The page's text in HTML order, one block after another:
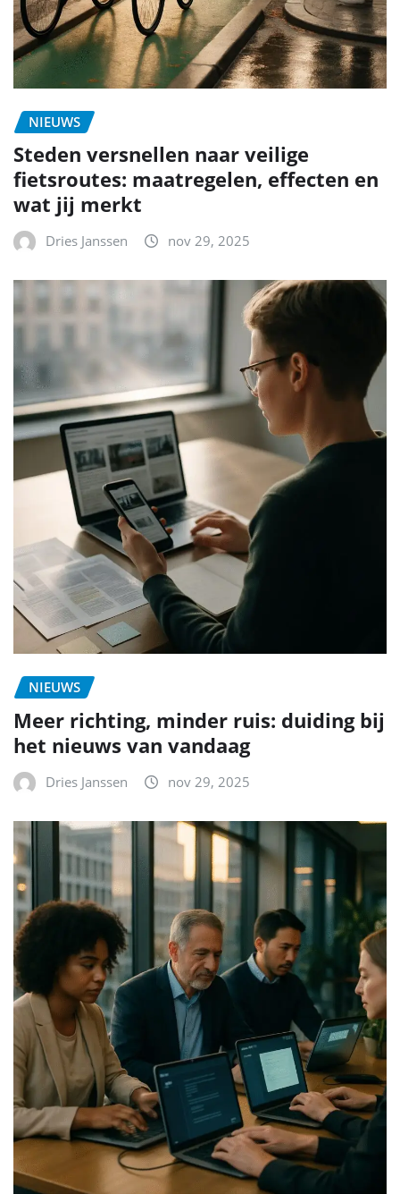
NIEUWS
Steden versnellen naar veilige
fietsroutes: maatregelen, effecten en
wat jij merkt
Dries Janssen nov 29, 2025
NIEUWS
Meer richting, minder ruis: duiding bij
het nieuws van vandaag
Dries Janssen nov 29, 2025